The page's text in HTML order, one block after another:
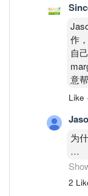
作
自
意
Like ·
为
因
行
2